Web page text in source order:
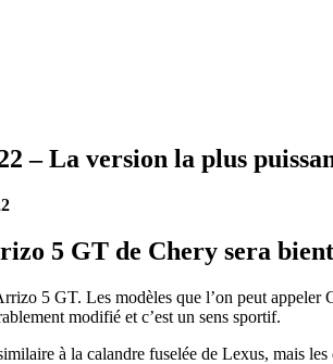
– La version la plus
5 GT de Chery sera
5 GT. Les modèles que l’on peut appeler
modifié et c’est un sens sportif.
à la calandre fuselée de Lexus, mais